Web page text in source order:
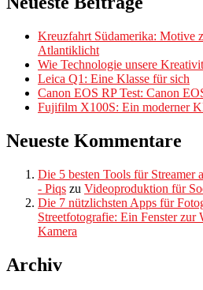
Kreuzfahrt Südamerika: Motive
Atlantiklicht
Wie Technologie unsere
Leica Q1: Eine Klasse für sich
Canon EOS RP Test: Canon
Fujifilm X100S: Ein moderner
Neueste Kommentare
Die 5 besten Tools für Streamer
- Piqs zu Videoproduktion für
Die 7 nützlichsten Apps für
Streetfotografie: Ein Fenster zur
Kamera
Archiv